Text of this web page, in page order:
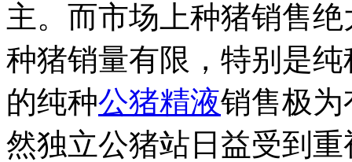
主。而市场上种猪销售
种猪销量有限，特别是
的纯种公猪精液销售极
然独立公猪站日益受到